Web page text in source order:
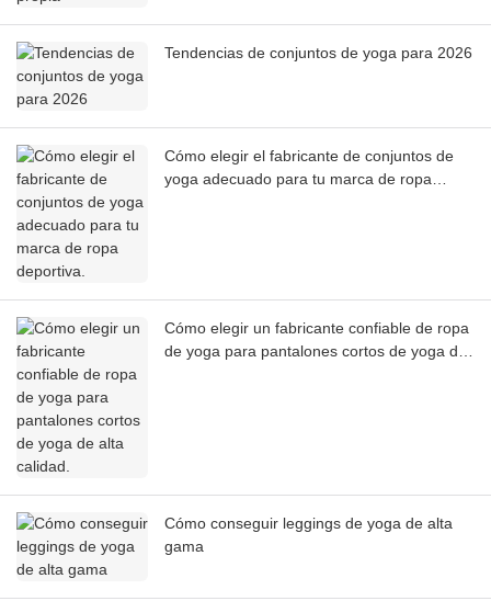
Tendencias de conjuntos de yoga para 2026
Cómo elegir el fabricante de conjuntos de
yoga adecuado para tu marca de ropa
Cómo elegir un fabricante confiable de ropa
de yoga para pantalones cortos de yoga de
Cómo conseguir leggings de yoga de alta
gama